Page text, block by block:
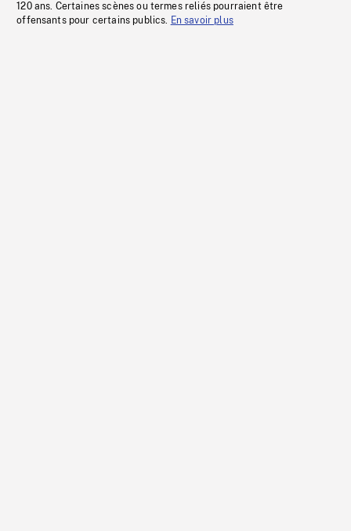
120 ans. Certaines scènes ou termes reliés pourraient être
offensants pour certains publics. En savoir plus